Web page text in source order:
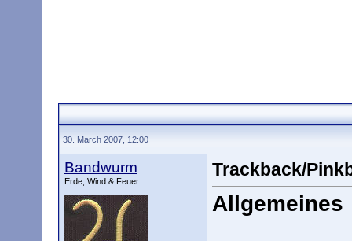
30. March 2007, 12:00
Bandwurm
Erde, Wind & Feuer
Trackback/
Allgemeines